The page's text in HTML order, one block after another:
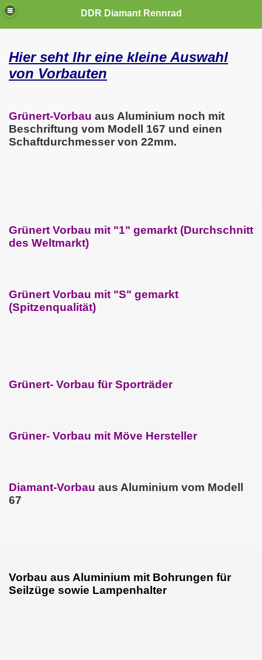
DDR Diamant Rennrad
Hier seht Ihr eine kleine Auswahl
von Vorbauten
Grünert-Vorbau aus Aluminium noch mit
Beschriftung vom Modell 167 und einen
Schaftdurchmesser von 22mm.
Grünert Vorbau mit "1" gemarkt (Durchschnitt
des Weltmarkt)
Grünert Vorbau mit "S" gemarkt
(Spitzenqualität)
Grünert- Vorbau für Sporträder
Grüner- Vorbau mit Möve Hersteller
Diamant-Vorbau aus Aluminium vom Modell
67
Vorbau aus Aluminium mit Bohrungen für
Seilzüge sowie Lampenhalter